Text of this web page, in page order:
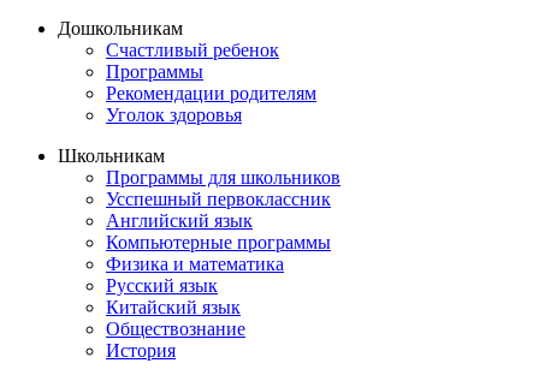
Дошкольникам
Счастливый ребенок
Программы
Рекомендации родителям
Уголок здоровья
Школьникам
Программы для школьников
Усспешный первоклассник
Английский язык
Компьютерные программы
Физика и математика
Русский язык
Китайский язык
Обществознание
История